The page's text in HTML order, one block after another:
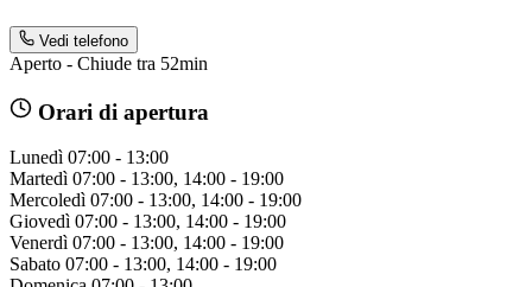
Vedi telefono
Aperto - Chiude tra 52min
Orari di apertura
Lunedì 07:00 - 13:00
Martedì 07:00 - 13:00, 14:00 - 19:00
Mercoledì 07:00 - 13:00, 14:00 - 19:00
Giovedì 07:00 - 13:00, 14:00 - 19:00
Venerdì 07:00 - 13:00, 14:00 - 19:00
Sabato 07:00 - 13:00, 14:00 - 19:00